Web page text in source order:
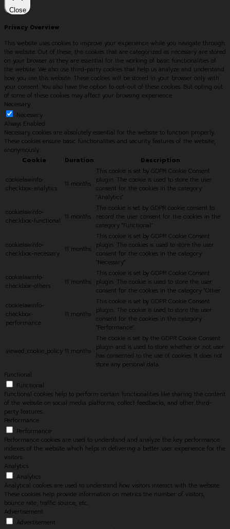
Close
Privacy Overview
This website uses cookies to improve your experience while you navigate through
the website. Out of these, the cookies that are categorized as necessary are stored
on your browser as they are essential for the working of basic functionalities of
the website. We also use third-party cookies that help us analyze and understand
how you use this website. These cookies will be stored in your browser only with
your consent. You also have the option to opt-out of these cookies. But opting out
of some of these cookies may affect your browsing experience.
Necessary
Necessary
Always Enabled
Necessary cookies are absolutely essential for the website to function properly.
These cookies ensure basic functionalities and security features of the website,
anonymously.
Cookie
Duration Description
cookielawinfo-
checkbox-analytics
11 months
This cookie is set by GDPR Cookie Consent
plugin. The cookie is used to store the user
consent for the cookies in the category
"Analytics".
cookielawinfo-
checkbox-functional
11 months
The cookie is set by GDPR cookie consent to
record the user consent for the cookies in the
category "Functional".
cookielawinfo-
checkbox-necessary
11 months
This cookie is set by GDPR Cookie Consent
plugin. The cookies is used to store the user
consent for the cookies in the category
"Necessary".
cookielawinfo-
checkbox-others
11 months
This cookie is set by GDPR Cookie Consent
plugin. The cookie is used to store the user
consent for the cookies in the category "Other.
cookielawinfo-
checkbox-
performance
11 months
This cookie is set by GDPR Cookie Consent
plugin. The cookie is used to store the user
consent for the cookies in the category
"Performance".
viewed_cookie_policy 11 months
The cookie is set by the GDPR Cookie Consent
plugin and is used to store whether or not user
has consented to the use of cookies. It does not
store any personal data.
Functional
Functional
Functional cookies help to perform certain functionalities like sharing the content
of the website on social media platforms, collect feedbacks, and other third-
party features.
Performance
Performance
Performance cookies are used to understand and analyze the key performance
indexes of the website which helps in delivering a better user experience for the
visitors.
Analytics
Analytics
Analytical cookies are used to understand how visitors interact with the website.
These cookies help provide information on metrics the number of visitors,
bounce rate, traffic source, etc.
Advertisement
Advertisement